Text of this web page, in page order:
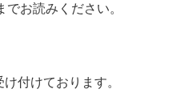
お読みください。
付けております。